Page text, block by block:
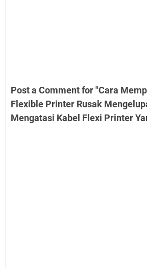
Post a Comment for "Cara
Flexible Printer Rusak
Mengatasi Kabel Flexi Printer